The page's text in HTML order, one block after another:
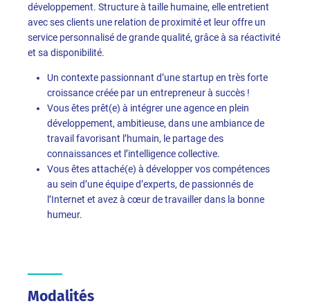
développement. Structure à taille humaine, elle entretient
avec ses clients une relation de proximité et leur offre un
service personnalisé de grande qualité, grâce à sa réactivité
et sa disponibilité.
Un contexte passionnant d’une startup en très forte
croissance créée par un entrepreneur à succès !
Vous êtes prêt(e) à intégrer une agence en plein
développement, ambitieuse, dans une ambiance de
travail favorisant l’humain, le partage des
connaissances et l’intelligence collective.
Vous êtes attaché(e) à développer vos compétences
au sein d’une équipe d’experts, de passionnés de
l’Internet et avez à cœur de travailler dans la bonne
humeur.
Modalités